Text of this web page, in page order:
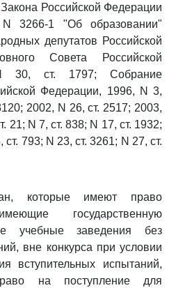
Закона Российской Федерации
3266-1 "Об образовании"
депутатов Российской
Совета Российской
30, ст. 1797; Собрание
Федерации, 1996, N 3,
2002, N 26, ст. 2517; 2003,
21; N 7, ст. 838; N 17, ст. 1932;
793; N 23, ст. 3261; N 27, ст.
которые имеют право
государственную
учебные заведения без
вне конкурса при условии
вступительных испытаний,
на поступление для